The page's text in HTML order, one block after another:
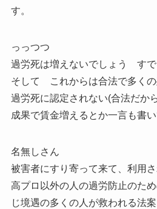
す。
っっつつ
過労死は増えないでしょう すで
そして これからは合法で多く
過労死に認定されない(合法だか
成果で賃金増えるとか一言も書
名無しさん
被害者にすり寄って来て、利用
高プロ以外の人の過労防止のた
じ境遇の多くの人が救われる法